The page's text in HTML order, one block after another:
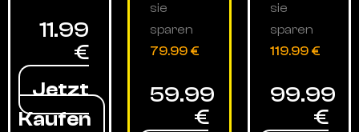
11.99
€
Jetzt
Kaufen
sie
sparen
79.99 €
59.99
€
sie
sparen
119.99 €
99.99
€